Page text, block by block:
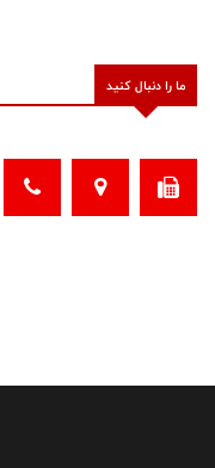
ما را دنبال کنید